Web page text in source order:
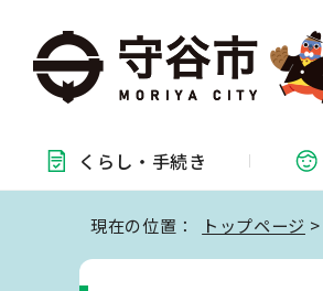
くらし・ 手続き
現在の位置： トップページ >